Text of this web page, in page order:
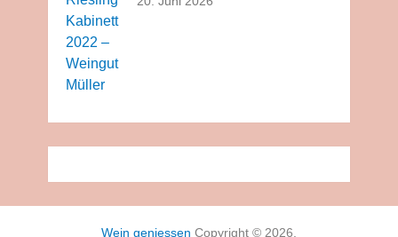
Wein geniessen Copyright © 2026.